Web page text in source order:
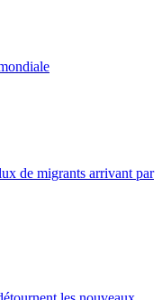
de migrants arrivant par